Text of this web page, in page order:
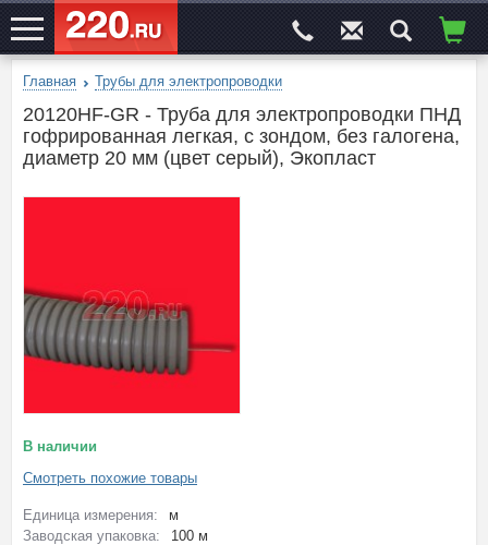
ЭЛЕКТРОСАЙТ№1
Главная Трубы для электропроводки
20120HF-GR - Труба для электропроводки ПНД
гофрированная легкая, с зондом, без галогена,
диаметр 20 мм (цвет серый), Экопласт
В наличии
Смотреть похожие товары
Единица измерения:
м
Заводская упаковка:
100 м